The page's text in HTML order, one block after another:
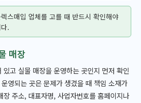
스매입 업체를 고를 때 반드시 확인해야
.
매장
있고 실물 매장을 운영하는 곳인지 먼저 확인
영되는 곳은 문제가 생겼을 때 책임 소재가
장 주소, 대표자명, 사업자번호를 홈페이지나